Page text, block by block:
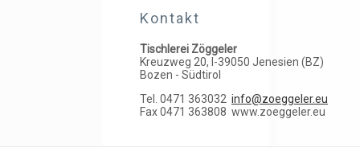
Kontakt
Tischlerei Zöggeler
Kreuzweg 20, I-39050 Jenesien (BZ)
Bozen - Südtirol
Tel. 0471 363032 info@zoeggeler.eu
Fax 0471 363808 www.zoeggeler.eu